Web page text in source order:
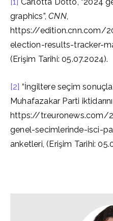
graphics”,CNN,
https://edition.cnn.com/
election-results-tracker-
(Erişim Tarihi: 05.07.2024).
[2] “İngiltere seçim
Muhafazakar Parti
https://
genel-secimlerinde-isci-
anketleri, (Erişim Tarihi: